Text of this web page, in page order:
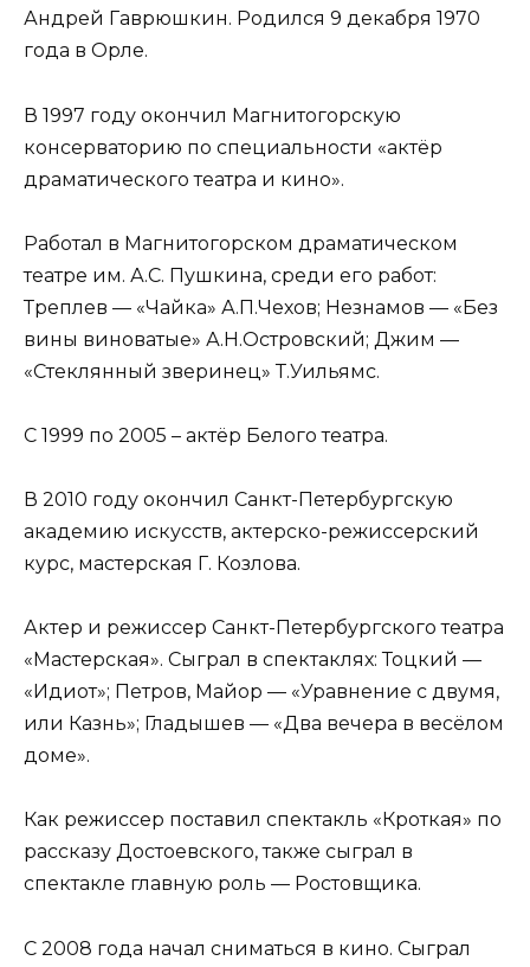
Андрей Гаврюшкин. Родился 9 декабря 1970
года в Орле.
В 1997 году окончил Магнитогорскую
консерваторию по специальности «актёр
драматического театра и кино».
Работал в Магнитогорском драматическом
театре им. А.С. Пушкина, среди его работ:
Треплев — «Чайка» А.П.Чехов; Незнамов — «Без
вины виноватые» А.Н.Островский; Джим —
«Стеклянный зверинец» Т.Уильямс.
С 1999 по 2005 – актёр Белого театра.
В 2010 году окончил Санкт-Петербургскую
академию искусств, актерско-режиссерский
курс, мастерская Г. Козлова.
Актер и режиссер Санкт-Петербургского театра
«Мастерская». Сыграл в спектаклях: Тоцкий —
«Идиот»; Петров, Майор — «Уравнение с двумя,
или Казнь»; Гладышев — «Два вечера в весёлом
доме».
Как режиссер поставил спектакль «Кроткая» по
рассказу Достоевского, также сыграл в
спектакле главную роль — Ростовщика.
С 2008 года начал сниматься в кино. Сыграл